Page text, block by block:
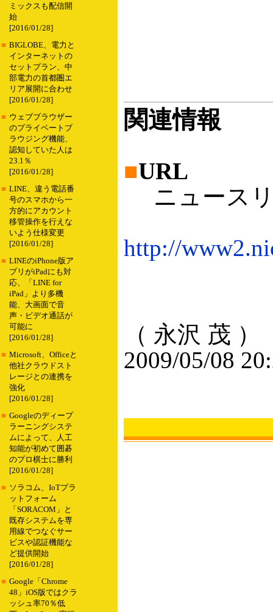
ミックスも配信開
始
[2016/01/28]
■ BIGLOBE、電力と
インターネットの
セットプラン、中
部電力の首都圏エ
リア展開に合わせ
[2016/01/28]
■ ウェブブラウザー
のプライベートブ
ラウジング機能、
認知していた人は
23.1％
[2016/01/28]
■ LINE、違う電話番
号のスマホから一
方的にアカウント
移管操作を行えな
いよう仕様変更
[2016/01/28]
■ LINEのiPhone版ア
プリがiPadにも対
応、「LINE for
iPad」より多機
能、大画面で音
声・ビデオ通話が
可能に
[2016/01/28]
■ Microsoft、Officeと
他社クラウドスト
レージとの連携を
強化
[2016/01/28]
■ Googleのディープ
ラーニングシステ
ムによって、人工
知能が初めて囲碁
のプロ棋士に勝利
[2016/01/28]
■ ソラコム、IoTプラ
ットフォーム
「SORACOM」と
既存システムを専
用線でつなぐサー
ビスや認証機能な
ど提供開始
[2016/01/28]
■ Google「Chrome
48」iOS版ではクラ
ッシュ率70％低
関連情報
■URL
ニュース
http://
（ 永沢 茂 ）
2009/05/08